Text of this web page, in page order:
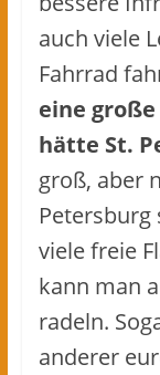
auch viele
Fahrrad
eine
hätte St.
groß, aber
Petersburg
viele freie
kann man
radeln.
anderer